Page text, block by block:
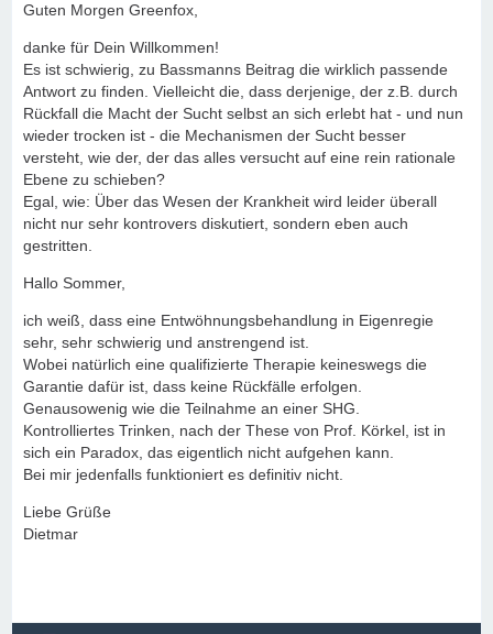
Guten Morgen Greenfox,
danke für Dein Willkommen!
Es ist schwierig, zu Bassmanns Beitrag die wirklich passende
Antwort zu finden. Vielleicht die, dass derjenige, der z.B. durch
Rückfall die Macht der Sucht selbst an sich erlebt hat - und nun
wieder trocken ist - die Mechanismen der Sucht besser
versteht, wie der, der das alles versucht auf eine rein rationale
Ebene zu schieben?
Egal, wie: Über das Wesen der Krankheit wird leider überall
nicht nur sehr kontrovers diskutiert, sondern eben auch
gestritten.
Hallo Sommer,
ich weiß, dass eine Entwöhnungsbehandlung in Eigenregie
sehr, sehr schwierig und anstrengend ist.
Wobei natürlich eine qualifizierte Therapie keineswegs die
Garantie dafür ist, dass keine Rückfälle erfolgen.
Genausowenig wie die Teilnahme an einer SHG.
Kontrolliertes Trinken, nach der These von Prof. Körkel, ist in
sich ein Paradox, das eigentlich nicht aufgehen kann.
Bei mir jedenfalls funktioniert es definitiv nicht.
Liebe Grüße
Dietmar